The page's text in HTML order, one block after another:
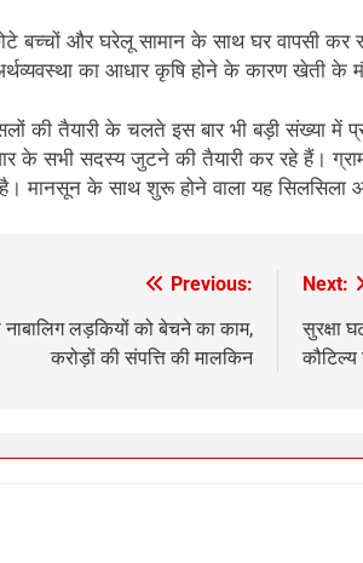
बच्चों और घरेलू सामान के साथ घर वापसी
का आधार कृषि होने के कारण खेती के
की तैयारी के चलते इस बार भी बड़ी संख्या
के सभी सदस्य जुटने की तैयारी कर रहे हैं।
है। मानसून के साथ शुरू होने वाला यह
Previous:
लड़कियों को बेचने का काम,
करोड़ों की संपत्ति की मालकिन
Next:
सुरक्षा